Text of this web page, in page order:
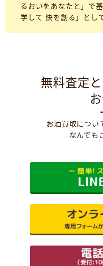
るおいをあなたと」で
学して 快を創る」とし
無料査定
お酒買取につい
なんでも